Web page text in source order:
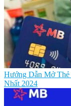
Hướng Dẫn Mở
Nhất 2024